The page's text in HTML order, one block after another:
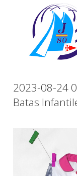
2023-08-24
Batas